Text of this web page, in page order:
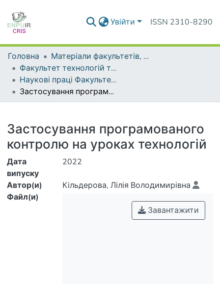
Увійти ISSN 2310-8290
Головна
Матеріали факультетів, інститутів, підрозділів
Факультет технологій та дизайну
Наукові праці Факультету технологій та дизайну
Застосування програмованого контролю на уроках технологій
Застосування програмованого
контролю на уроках технологій
Дата
випуску
2022
Автор(и)
Кільдерова, Лілія Володимирівна
Файл(и)
Завантажити